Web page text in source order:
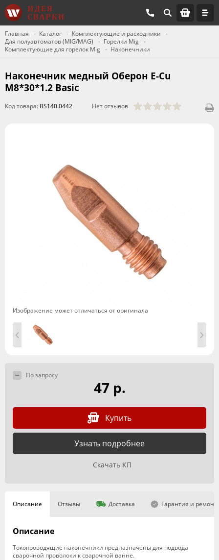
Главная Каталог
Комплектующие и расходники
Для полуавтоматов (MIG/MAG)
Горелки Mig
Комплектующие для горелок Mig
Наконечники
Наконечник медный Оберон E-Cu
M8*30*1.2 Basic
Код товара: BS140.0442 Нет отзывов
Изображение может отличаться от оригинала
По запросу
47 р.
Купить
Узнать подробнее
Скачать КП
Описание Отзывы Доставка Гарантия и ремонт
Описание
Токопроводящие наконечники предназначены для подвода
сварочной проволоки к сварочной ванне.